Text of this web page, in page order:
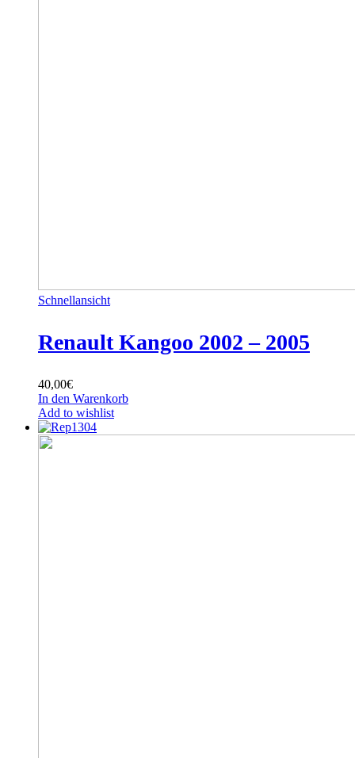
Schnellansicht
Renault Kangoo 2002 – 2005
40,00€
In den Warenkorb
Add to wishlist